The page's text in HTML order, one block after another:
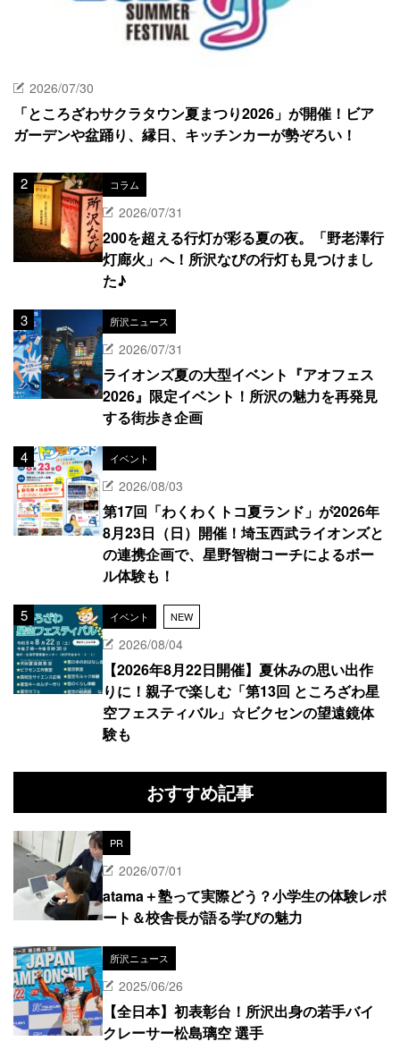
2026/07/30
「ところざわサクラタウン夏まつり2026」が開催！ビア
ガーデンや盆踊り、縁日、キッチンカーが勢ぞろい！
コラム
2026/07/31
200を超える行灯が彩る夏の夜。「野老澤行
灯廊火」へ！所沢なびの行灯も見つけまし
た♪
所沢ニュース
2026/07/31
ライオンズ夏の大型イベント『アオフェス
2026』限定イベント！所沢の魅力を再発見
する街歩き企画
イベント
2026/08/03
第17回「わくわくトコ夏ランド」が2026年
8月23日（日）開催！埼玉西武ライオンズと
の連携企画で、星野智樹コーチによるボー
ル体験も！
イベント NEW
2026/08/04
【2026年8月22日開催】夏休みの思い出作
りに！親子で楽しむ「第13回 ところざわ星
空フェスティバル」☆ビクセンの望遠鏡体
験も
おすすめ記事
PR
2026/07/01
atama＋塾って実際どう？小学生の体験レポ
ート＆校舎長が語る学びの魅力
所沢ニュース
2025/06/26
【全日本】初表彰台！所沢出身の若手バイ
クレーサー松島璃空 選手